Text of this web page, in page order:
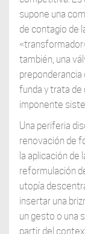
supone una
de contagio de
también, una
funda y trata de
imponente
Una periferia
renovación de
la aplicación de
reformulación
utopía
insertar una
un gesto o una
partir del